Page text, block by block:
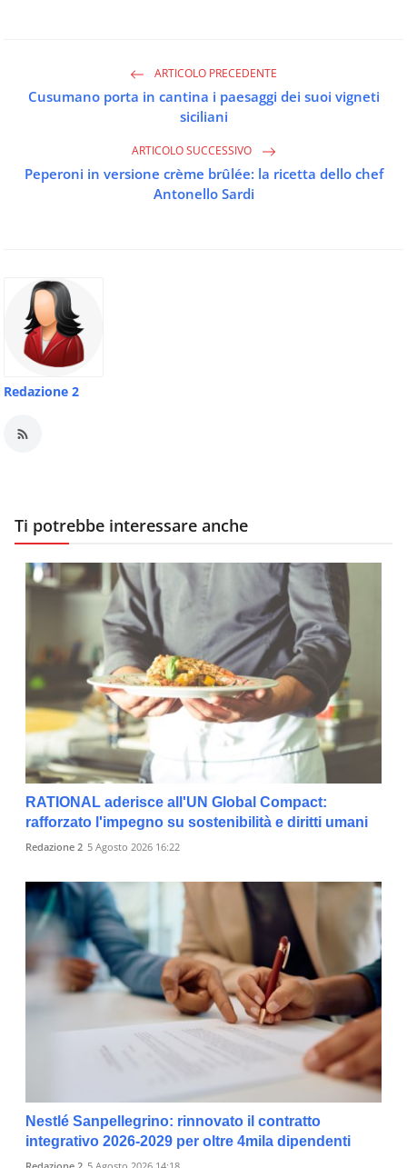
ARTICOLO PRECEDENTE
Cusumano porta in cantina i paesaggi dei suoi vigneti
siciliani
ARTICOLO SUCCESSIVO
Peperoni in versione crème brûlée: la ricetta dello chef
Antonello Sardi
Redazione 2
Ti potrebbe interessare anche
RATIONAL aderisce all'UN Global Compact:
rafforzato l'impegno su sostenibilità e diritti umani
Redazione 2 5 Agosto 2026 16:22
Nestlé Sanpellegrino: rinnovato il contratto
integrativo 2026-2029 per oltre 4mila dipendenti
Redazione 2 5 Agosto 2026 14:18